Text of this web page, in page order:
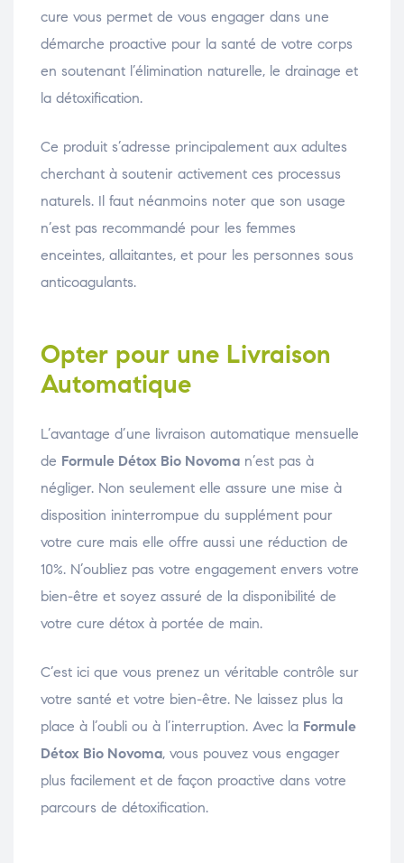
cure vous permet de vous engager dans une
démarche proactive pour la santé de votre corps
en soutenant l’élimination naturelle, le drainage et
la détoxification.
Ce produit s’adresse principalement aux adultes
cherchant à soutenir activement ces processus
naturels. Il faut néanmoins noter que son usage
n’est pas recommandé pour les femmes
enceintes, allaitantes, et pour les personnes sous
anticoagulants.
Opter pour une Livraison
Automatique
L’avantage d’une livraison automatique mensuelle
de Formule Détox Bio Novoma n’est pas à
négliger. Non seulement elle assure une mise à
disposition ininterrompue du supplément pour
votre cure mais elle offre aussi une réduction de
10%. N’oubliez pas votre engagement envers votre
bien-être et soyez assuré de la disponibilité de
votre cure détox à portée de main.
C’est ici que vous prenez un véritable contrôle sur
votre santé et votre bien-être. Ne laissez plus la
place à l’oubli ou à l’interruption. Avec la Formule
Détox Bio Novoma, vous pouvez vous engager
plus facilement et de façon proactive dans votre
parcours de détoxification.